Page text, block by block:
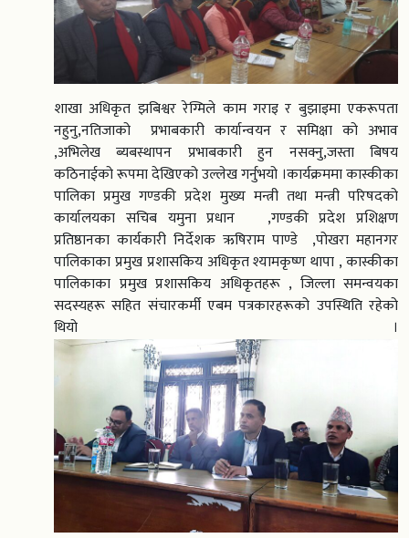
शाखा अधिकृत झबिश्वर रेग्मिले काम गराइ र बुझाइमा एकरूपता
नहुनु,नतिजाको प्रभाबकारी कार्यान्वयन र समिक्षा को अभाव
,अभिलेख ब्यबस्थापन प्रभाबकारी हुन नसक्नु,जस्ता बिषय
कठिनाईको रूपमा देखिएको उल्लेख गर्नुभयो ।कार्यक्रममा कास्कीका
पालिका प्रमुख गण्डकी प्रदेश मुख्य मन्त्री तथा मन्त्री परिषदको
कार्यालयका सचिब यमुना प्रधान ,गण्डकी प्रदेश प्रशिक्षण
प्रतिष्ठानका कार्यकारी निर्देशक ऋषिराम पाण्डे ,पोखरा महानगर
पालिकाका प्रमुख प्रशासकिय अधिकृत श्यामकृष्ण थापा , कास्कीका
पालिकाका प्रमुख प्रशासकिय अधिकृतहरू , जिल्ला समन्वयका
सदस्यहरू सहित संचारकर्मी एबम पत्रकारहरूको उपस्थिति रहेको
थियो ।